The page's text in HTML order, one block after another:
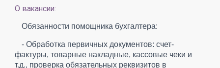
О вакансии:
Обязанности помощника бухгалтера:
- Обработка первичных документов: счет-
фактуры, товарные накладные, кассовые чеки и
т.д., проверка обязательных реквизитов в